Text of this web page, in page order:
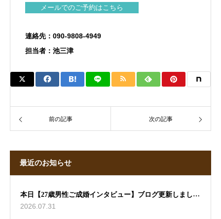
メールでのご予約はこちら
連絡先：090-9808-4949
担当者：池三津
前の記事 次の記事
最近のお知らせ
本日【27歳男性ご成婚インタビュー】ブログ更新しました
🖊
2026.07.31